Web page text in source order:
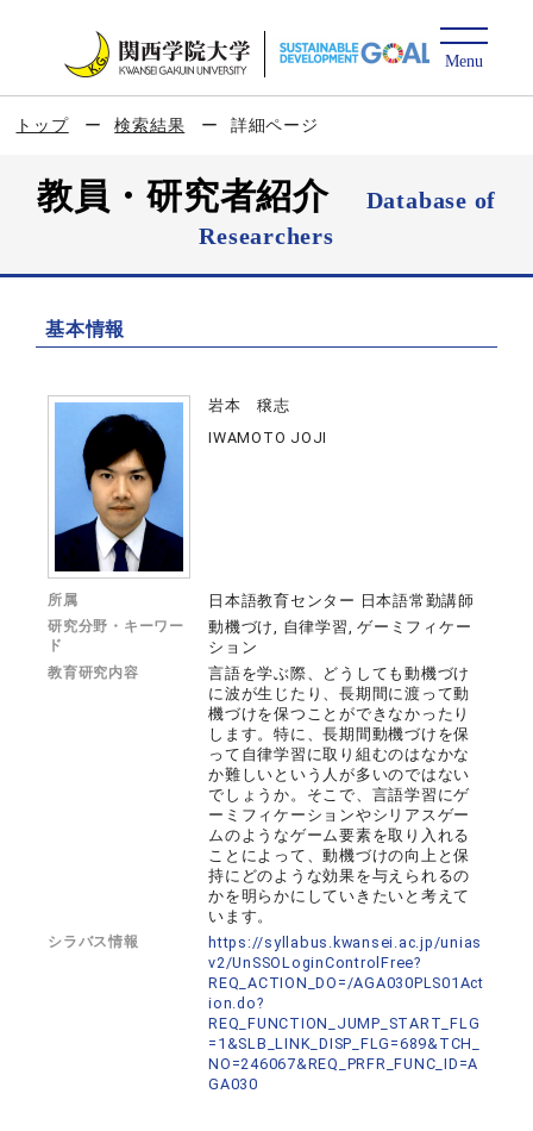
トップ 検索結果 詳細ページ
教員・研究者紹介
Database of
Researchers
基本情報
岩本 穣志
IWAMOTO JOJI
所属 日本語教育センター 日本語常勤講師
研究分野・キーワー
ド
動機づけ, 自律学習, ゲーミフィケー
ション
教育研究内容
言語を学ぶ際、どうしても動機づけ
に波が生じたり、長期間に渡って動
機づけを保つことができなかったり
します。特に、長期間動機づけを保
って自律学習に取り組むのはなかな
か難しいという人が多いのではない
でしょうか。そこで、言語学習にゲ
ーミフィケーションやシリアスゲー
ムのようなゲーム要素を取り入れる
ことによって、動機づけの向上と保
持にどのような効果を与えられるの
かを明らかにしていきたいと考えて
います。
シラバス情報
https://syllabus.kwansei.ac.jp/unias
v2/UnSSOLoginControlFree?
REQ_ACTION_DO=/AGA030PLS01Act
ion.do?
REQ_FUNCTION_JUMP_START_FLG
=1&SLB_LINK_DISP_FLG=689&TCH_
NO=246067&REQ_PRFR_FUNC_ID=A
GA030